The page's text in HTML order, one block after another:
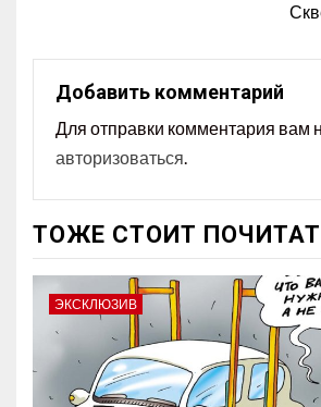
Добавить комментарий
Для отправки комментария вам
авторизоваться.
ТОЖЕ СТОИТ
ЭКСКЛЮЗИВ